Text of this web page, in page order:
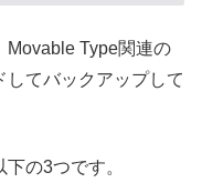
Movable Type関連の
てバックアップして
の3つです。